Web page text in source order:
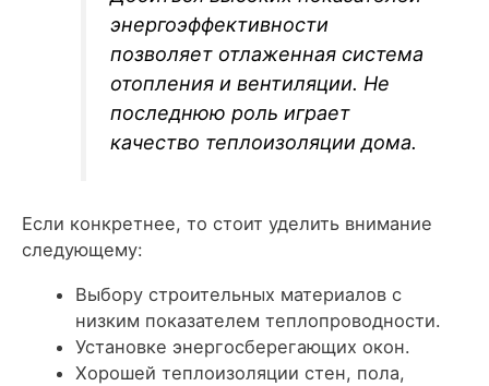
энергоэффективности
позволяет отлаженная система
отопления и вентиляции. Не
последнюю роль играет
качество теплоизоляции дома.
Если конкретнее, то стоит уделить внимание
следующему:
Выбору строительных материалов с
низким показателем теплопроводности.
Установке энергосберегающих окон.
Хорошей теплоизоляции стен, пола,